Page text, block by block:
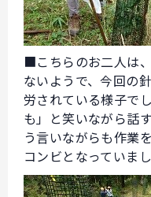
■こちらのお二人は
ないようで、今回の
労されている様子で
も」と笑いながら話
う言いながらも作業
コンビとなっていまし